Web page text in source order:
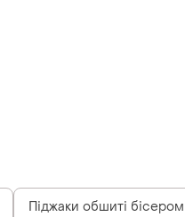
Піджаки обшиті бісером